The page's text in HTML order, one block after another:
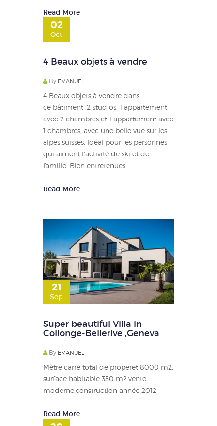
Read More
02
Oct
4 Beaux objets à vendre
By EMANUEL
4 Beaux objets à vendre dans
ce bâtiment .2 studios, 1 appartement
avec 2 chambres et 1 appartement avec
1 chambres, avec une belle vue sur les
alpes suisses. Idéal pour les personnes
qui aiment l'activité de ski et de
famille. Bien entretenues.
Read More
21
Sep
Super beautiful Villa in
Collonge-Bellerive ,Geneva
By EMANUEL
Mètre carré total de properet 8000 m2,
surface habitable 350 m2.vente
moderne.construction année 2012
Read More